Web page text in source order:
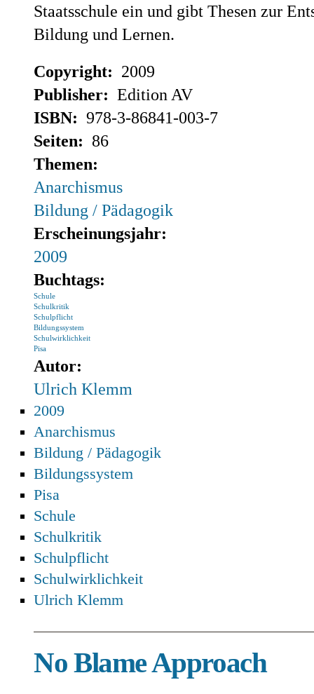
Staatsschule ein und gibt Thesen zur
Bildung und Lernen.
Copyright: 2009
Publisher: Edition AV
ISBN: 978-3-86841-003-7
Seiten: 86
Themen:
Anarchismus
Bildung / Pädagogik
Erscheinungsjahr:
2009
Buchtags:
Schule
Schulkritik
Schulpflicht
Bildungssystem
Schulwirklichkeit
Pisa
Autor:
Ulrich Klemm
2009
Anarchismus
Bildung / Pädagogik
Bildungssystem
Pisa
Schule
Schulkritik
Schulpflicht
Schulwirklichkeit
Ulrich Klemm
No Blame Approach